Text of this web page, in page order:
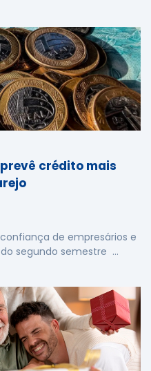
prevê crédito mais
de empresários e
segundo semestre …